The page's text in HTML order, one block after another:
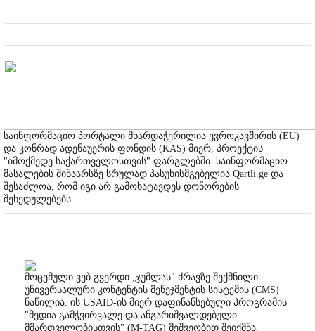
საინფორმაციო პორტალი მხარდაჭერილია ევროკავშირის (EU)
და კონრად ადენაუერის ფონდის (KAS) მიერ, პროექტის
"იმოქმედე საქართველოსთვის" ფარგლებში. საინფორმაციო
მასალების შინაარსზე სრულად პასუხისმგებელია Qartli.ge და
შესაძლოა, რომ იგი არ გამოხატავდეს დონორების
შეხედულებებს.
მოცემული ვებ გვერდი „ჯუმლას" ძრავზე შექმნილი
უნივერსალური კონტენტის მენეჯმენტის სისტემის (CMS)
ნაწილია. ის USAID-ის მიერ დაფინანსებული პროგრამის
"მედია გამჭვირვალე და ანგარიშვალდებული
მმართველობისთვის" (M-TAG) მეშვეობით შეიქმნა,